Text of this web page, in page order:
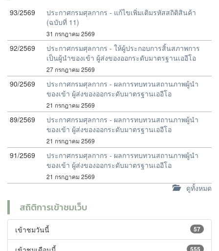
93/2569
ประกาศกรมศุลกากร - แก้ไขเพิ่มเติมรหัสสถิติสินค้า
(ฉบับที่ 11)
31 กรกฎาคม 2569
92/2569
ประกาศกรมศุลกากร - ให้ผู้ประกอบการสิ้นสภาพการ
เป็นผู้นำของเข้า ผู้ส่งของออกระดับมาตรฐานเออีโอ
27 กรกฎาคม 2569
90/2569
ประกาศกรมศุลกากร - ผลการทบทวนสถานภาพผู้นำ
ของเข้า ผู้ส่งของออกระดับมาตรฐานเออีโอ
21 กรกฎาคม 2569
89/2569
ประกาศกรมศุลกากร - ผลการทบทวนสถานภาพผู้นำ
ของเข้า ผู้ส่งของออกระดับมาตรฐานเออีโอ
21 กรกฎาคม 2569
91/2569
ประกาศกรมศุลกากร - ผลการทบทวนสถานภาพผู้นำ
ของเข้า ผู้ส่งของออกระดับมาตรฐานเออีโอ
21 กรกฎาคม 2569
ดูทั้งหมด
สถิติการเข้าชมเว็บ
57
เข้าชมวันนี้
555